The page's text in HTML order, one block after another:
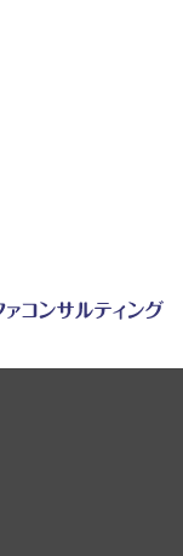
・旅館・観光業の事